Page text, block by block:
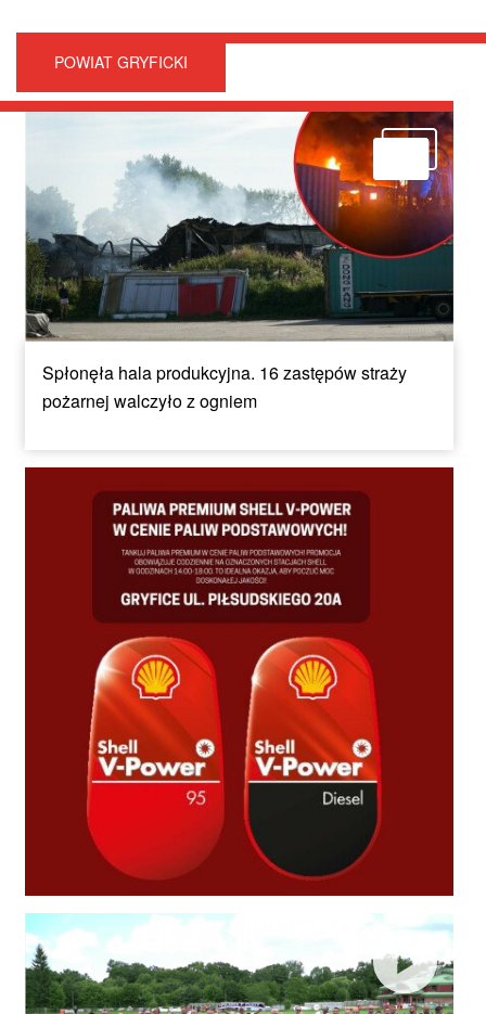
POWIAT GRYFICKI
Spłonęła hala produkcyjna. 16 zastępów straży
pożarnej walczyło z ogniem